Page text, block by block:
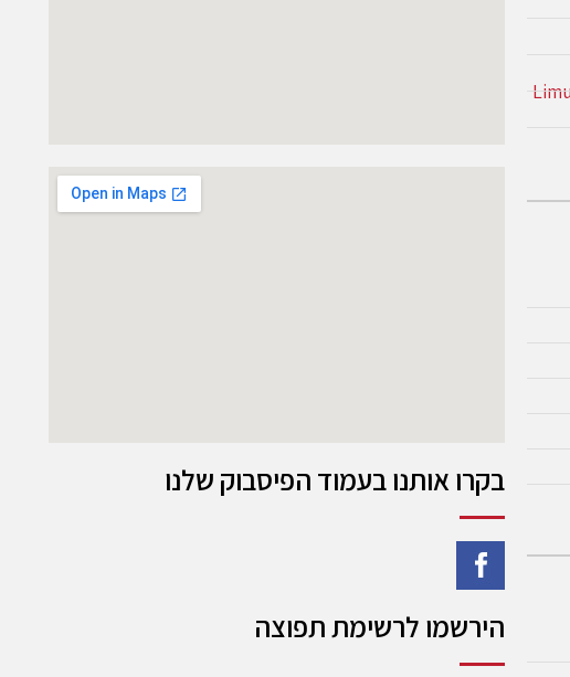
בקרו אותנו בעמוד הפיסבוק שלנו
הירשמו לרשימת תפוצה